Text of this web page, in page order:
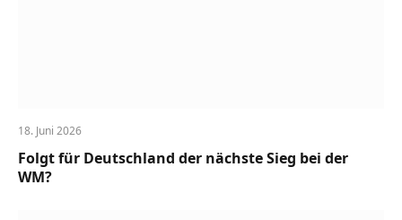
18. Juni 2026
Folgt für Deutschland der nächste Sieg bei der
WM?